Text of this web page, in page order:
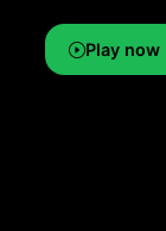
Play now